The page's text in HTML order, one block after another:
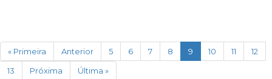
« Primeira Anterior 5 6 7 8 9 (current)
10 11
12
13
Próxima Última »